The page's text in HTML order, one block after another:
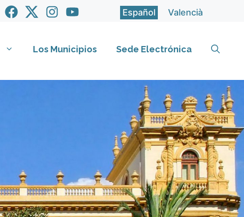
Español Valencià
Los Municipios Sede Electrónica